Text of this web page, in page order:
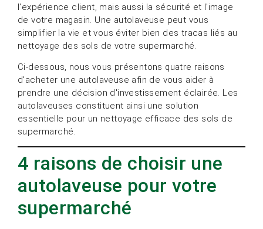
l'expérience client, mais aussi la sécurité et l'image
de votre magasin. Une autolaveuse peut vous
simplifier la vie et vous éviter bien des tracas liés au
nettoyage des sols de votre supermarché.
Ci-dessous, nous vous présentons quatre raisons
d'acheter une autolaveuse afin de vous aider à
prendre une décision d'investissement éclairée. Les
autolaveuses constituent ainsi une solution
essentielle pour un nettoyage efficace des sols de
supermarché.
4 raisons de choisir une
autolaveuse pour votre
supermarché